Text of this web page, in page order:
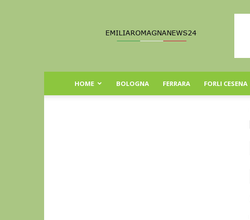
Romagna
HOME BOLOGNA FERRARA FORLI CESENA